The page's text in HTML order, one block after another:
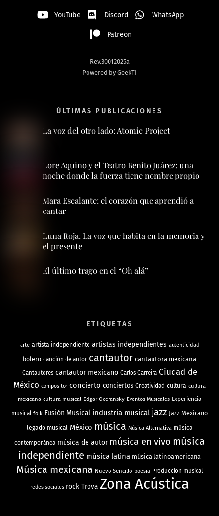
YouTube Discord WhatsApp
Patreon
Rev.30012025a
Powered by GeekTI
ÚLTIMAS PUBLICACIONES
La voz del otro lado: Atomic Project
Lore Aquino y el Teatro Benito Juárez: una
noche donde la fuerza tiene nombre propio
Mara Escalante: el corazón que aprendió a
cantar
Luna Roja: La voz que habita en la memoria y
el presente
El último trago en el “Oh alá”
ETIQUETAS
arte artista independiente artistas independientes autenticidad
bolero canción de autor cantautor cantautora mexicana
Cantautores cantautor mexicano Carlos Carreira Ciudad de
México compositor concierto conciertos Creatividad cultura cultura
mexicana cultura musical Edgar Oceransky Eventos Musicales Experiencia
musical folk Fusión Musical industria musical jazz Jazz Mexicano
legado musical México música Música Alternativa música
contemporánea música de autor música en vivo música
independiente música latina música latinoamericana
Música mexicana Nuevo Sencillo poesía Producción musical
redes sociales rock Trova Zona Acústica